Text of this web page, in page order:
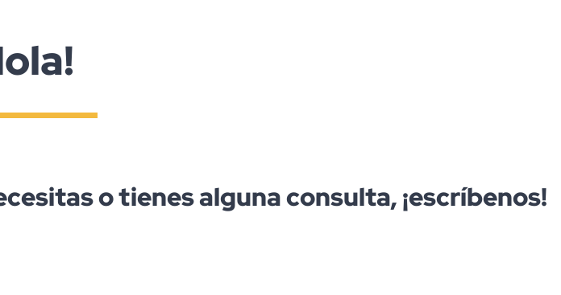
o tienes alguna consulta, ¡escríbenos!